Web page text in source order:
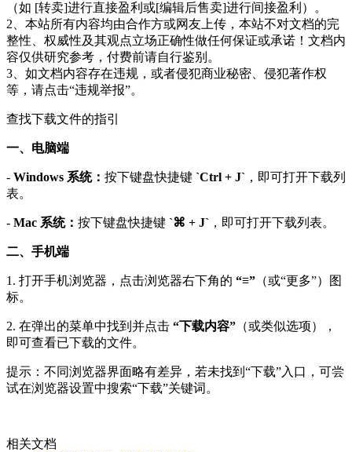
（如 [转卖]进行直接盈利或[编辑后售卖]进行间接盈利）。
2、本站所有内容均由合作方或网友上传，本站不对文档的完
整性、权威性及其观点立场正确性做任何保证或承诺！文档内
容仅供研究参考，付费前请自行鉴别。
3、如文档内容存在违规，或者侵犯商业秘密、侵犯著作权
等，请点击“违规举报”。
查找下载文件的指引
一、电脑端
- Windows 系统： 按下键盘快捷键 `Ctrl + J` ，即可打开下载列
表。
- Mac 系统： 按下键盘快捷键 `⌘ + J` ，即可打开下载列表。
二、手机端
1. 打开手机浏览器，点击浏览器右下角的 “≡” （或“更多”）图
标。
2. 在弹出的菜单中找到并点击 “下载内容” （或类似选项），
即可查看已下载的文件。
提示：不同浏览器界面略有差异，若未找到“下载”入口，可尝
试在浏览器设置中搜索“下载”关键词。
相关文档